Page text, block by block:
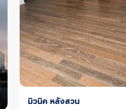
ขาย/เช่า
มิวนิค หลังสวน